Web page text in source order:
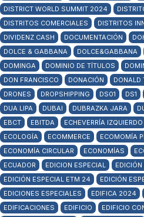
DISTRICT WORLD SUMMIT 2024
DISTRITOS COMERCIALES
DISTRITOS
DIVIDENZ CASH
DOCUMENTACIÓN
DOLCE & GABBANA
DOLCE&GABBANA
DOMINGA
DOMINIO DE TÍTULOS
DON FRANCISCO
DONACIÓN DONALD
DRONES
DROPSHIPPING DS01 DS1
DUA LIPA
DUBAI DUBRAZKA JARA
EBCT
EBITDA ECHEVERRÍA IZQUIERDO
ECOLOGÍA
ECOMMERCE ECOMOMÍA
ECONOMÍA CIRCULAR
ECONOMÍAS
ECUADOR
EDICION ESPECIAL
EDICIÓN ESPECIAL ETM 24
EDICIÓN
EDICIONES ESPECIALES
EDIFICA 2024
EDIFICACIONES
EDIFICIO
EDIFICIO